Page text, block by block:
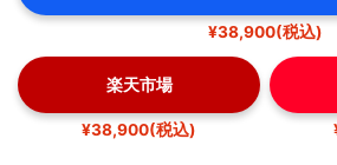
¥38,900(税込)
楽天市場
¥38,900(税込)